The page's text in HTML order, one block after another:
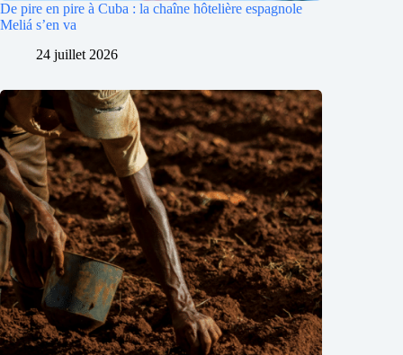
De pire en pire à Cuba : la chaîne hôtelière espagnole
Meliá s’en va
24 juillet 2026